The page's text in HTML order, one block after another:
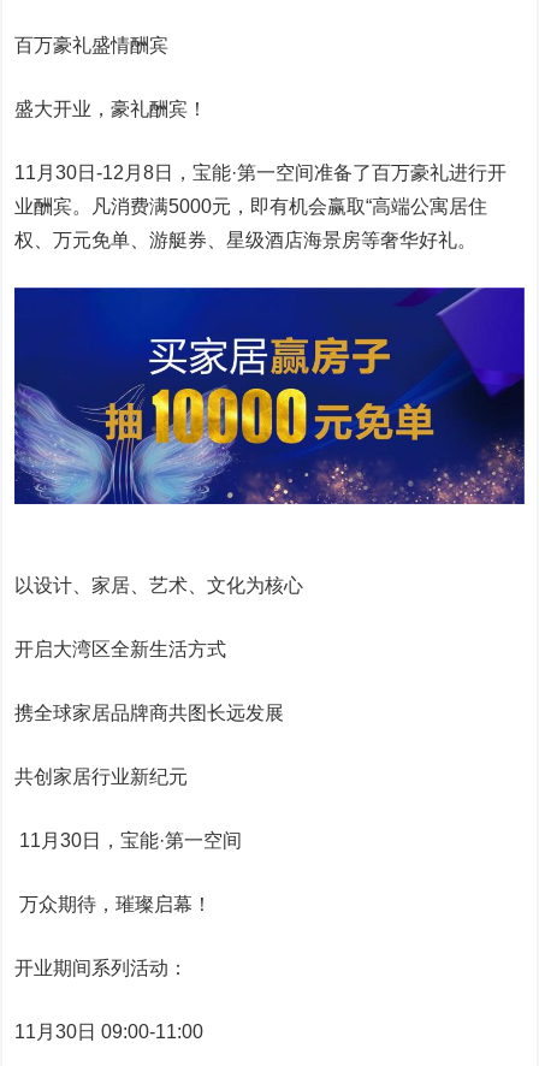
百万豪礼盛情酬宾
盛大开业，豪礼酬宾！
11月30日-12月8日，宝能·第一空间准备了百万豪礼进行开
业酬宾。凡消费满5000元，即有机会赢取“高端公寓居住
权、万元免单、游艇券、星级酒店海景房等奢华好礼。
以设计、家居、艺术、文化为核心
开启大湾区全新生活方式
携全球家居品牌商共图长远发展
共创家居行业新纪元
11月30日，宝能·第一空间
万众期待，璀璨启幕！
开业期间系列活动：
11月30日 09:00-11:00